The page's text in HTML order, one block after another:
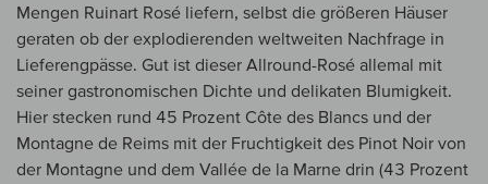
Mengen Ruinart Rosé liefern, selbst die größeren Häuser
geraten ob der explodierenden weltweiten Nachfrage in
Lieferengpässe. Gut ist dieser Allround-Rosé allemal mit
seiner gastronomischen Dichte und delikaten Blumigkeit.
Hier stecken rund 45 Prozent Côte des Blancs und der
Montagne de Reims mit der Fruchtigkeit des Pinot Noir von
der Montagne und dem Vallée de la Marne drin (43 Prozent